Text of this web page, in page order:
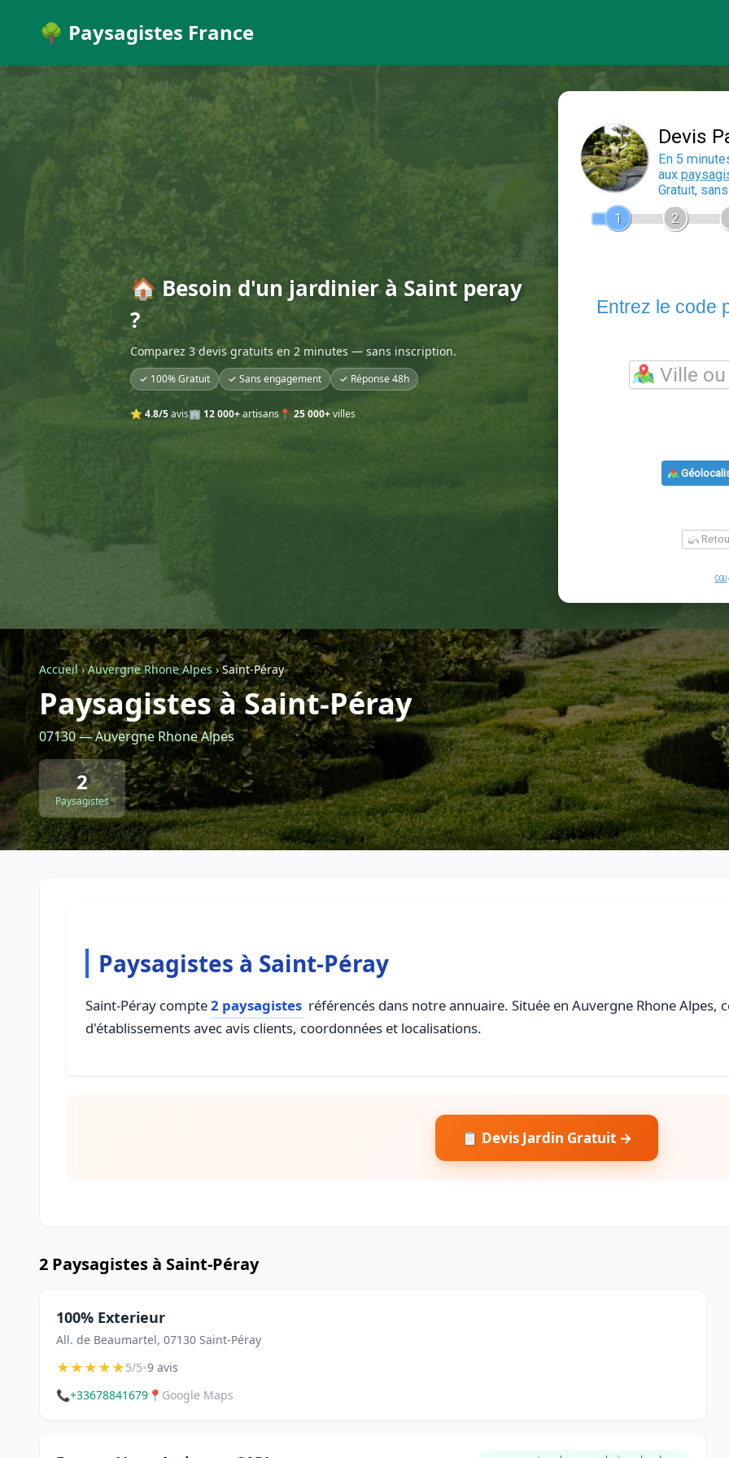
🌳 Paysagistes France
🏠 Besoin d'un jardinier à Saint peray
?
Comparez 3 devis gratuits en 2 minutes — sans inscription.
✓ 100% Gratuit ✓ Sans engagement ✓ Réponse 48h
⭐ 4.8/5avis🏢 12 000+artisans 📍 25 000+villes
Accueil›Auvergne Rhone Alpes›Saint-Péray
Paysagistes à Saint-Péray
07130 — Auvergne Rhone Alpes
2
Paysagistes
Paysagistes à Saint-Péray
Saint-Péray compte2 paysagistes référencés dans notre annuaire. Située en Auvergne Rhone Alpes,
d'établissements avec avis clients, coordonnées et localisations.
📋 Devis Jardin Gratuit →
2 Paysagistes à Saint-Péray
100% Exterieur
All. de Beaumartel, 07130 Saint-Péray
★★★★★5/5•9 avis
📞+33678841679 📍 Google Maps